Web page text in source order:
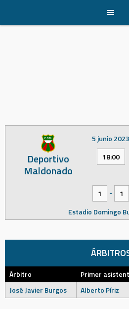
content
Deportivo
Maldonado
5 junio 2023
18:00
1
-
1
Estadio Domingo
Árbitro Primer
José Javier Burgos
Alberto Píriz